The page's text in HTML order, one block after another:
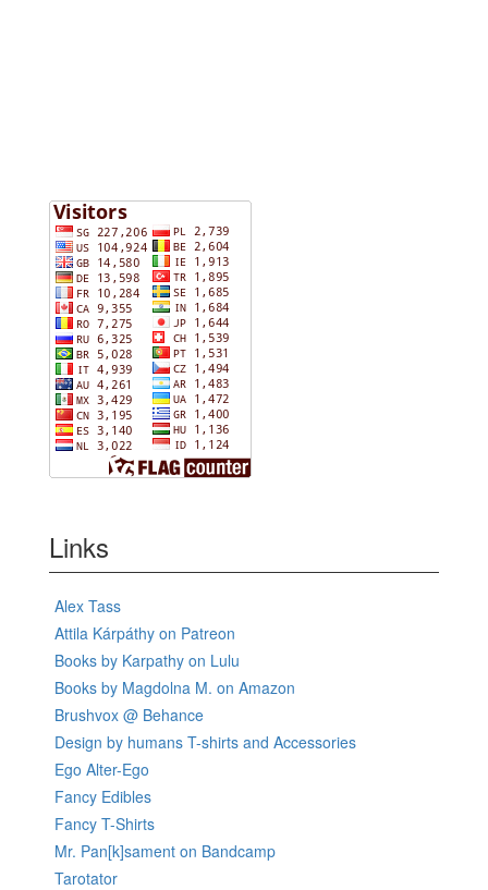
Links
Alex Tass
Attila Kárpáthy on Patreon
Books by Karpathy on Lulu
Books by Magdolna M. on Amazon
Brushvox @ Behance
Design by humans T-shirts and Accessories
Ego Alter-Ego
Fancy Edibles
Fancy T-Shirts
Mr. Pan[k]sament on Bandcamp
Tarotator